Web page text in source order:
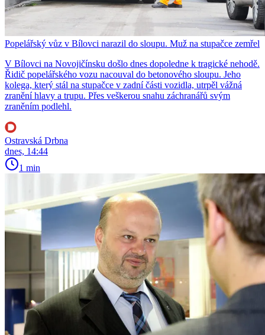
Popelářský vůz v Bílovci narazil do sloupu. Muž na stupačce zemřel
V Bílovci na Novojičínsku došlo dnes dopoledne k tragické nehodě.
Řidič popelářského vozu nacouval do betonového sloupu. Jeho
kolega, který stál na stupačce v zadní části vozidla, utrpěl vážná
zranění hlavy a trupu. Přes veškerou snahu záchranářů svým
zraněním podlehl.
Ostravská Drbna
dnes, 14:44
1 min